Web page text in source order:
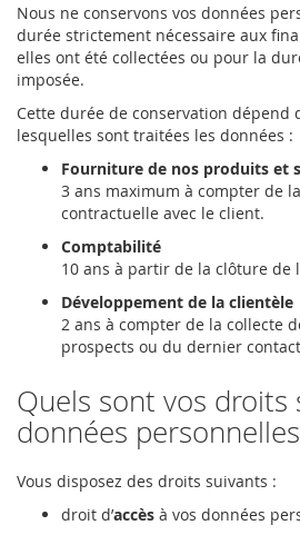
Nous ne conservons vos données
durée strictement nécessaire aux
elles ont été collectées ou pour la
imposée.
Cette durée de conservation dépend
lesquelles sont traitées les données :
Fourniture de nos produits et
3 ans maximum à compter de
contractuelle avec le client.
Comptabilité
10 ans à partir de la clôture de
Développement de la clientèle
2 ans à compter de la collecte
prospects ou du dernier
Quels sont vos droits
données
Vous disposez des droits suivants :
droit d’accès à vos données